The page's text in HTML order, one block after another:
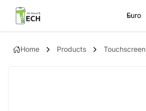
Euro
Home Products Touchscreen